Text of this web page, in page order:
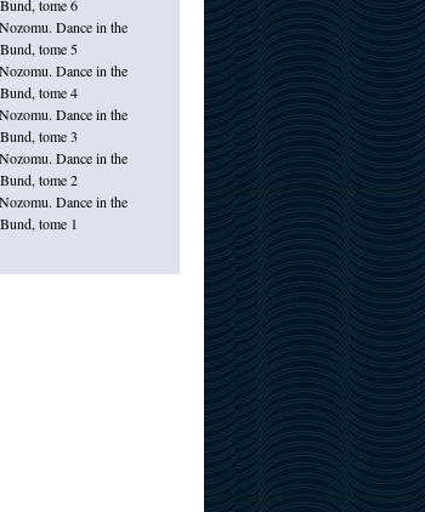
tome 6
Dance in the
tome 5
Dance in the
tome 4
Dance in the
tome 3
Dance in the
tome 2
Dance in the
tome 1